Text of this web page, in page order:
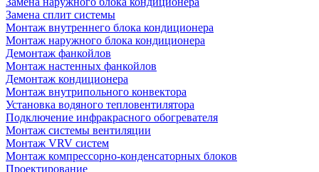
Замена сплит системы
Монтаж внутреннего блока кондиционера
Монтаж наружного блока кондиционера
Демонтаж фанкойлов
Монтаж настенных фанкойлов
Демонтаж кондиционера
Монтаж внутрипольного конвектора
Установка водяного тепловентилятора
Подключение инфракрасного обогревателя
Монтаж системы вентиляции
Монтаж VRV систем
Монтаж компрессорно-конденсаторных блоков
Проектирование